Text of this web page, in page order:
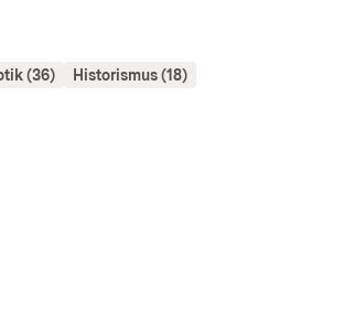
(36) Historismus (18)